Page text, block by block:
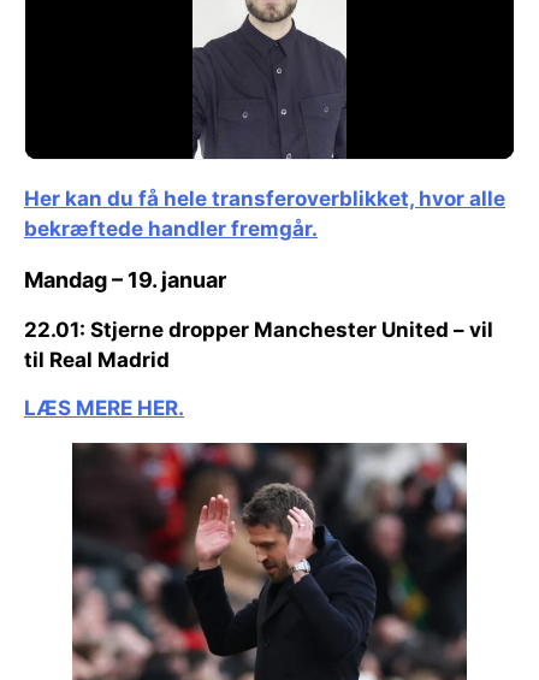
Her kan du få hele transferoverblikket, hvor alle
bekræftede handler fremgår.
Mandag – 19. januar
22.01: Stjerne dropper Manchester United – vil
til Real Madrid
LÆS MERE HER.